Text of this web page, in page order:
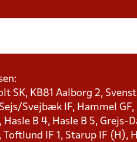
SK, KB81 Aalborg 2,
Svejbæk IF, Hammel
B 4, Hasle B 5, Grejs-
Toftlund IF 1, Starup IF (H),